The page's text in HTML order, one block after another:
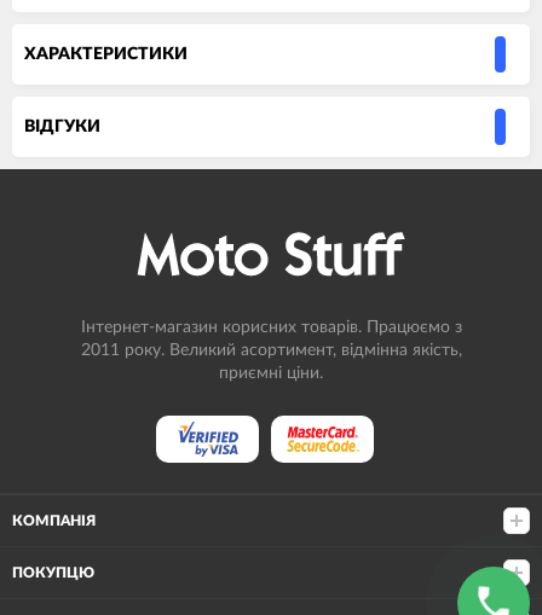
ХАРАКТЕРИСТИКИ
ВIДГУКИ
Інтернет-магазин корисних товарів. Працюємо з
2011 року. Великий асортимент, відмінна якість,
приємні ціни.
КОМПАНІЯ
ПОКУПЦЮ